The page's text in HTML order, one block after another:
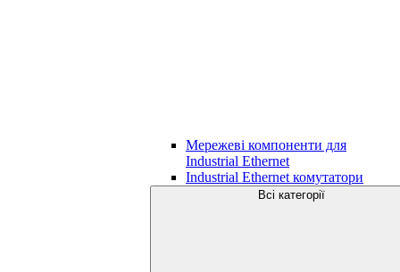
Мережеві компоненти для
Industrial Ethernet
Industrial Ethernet комутатори
Всі категорії